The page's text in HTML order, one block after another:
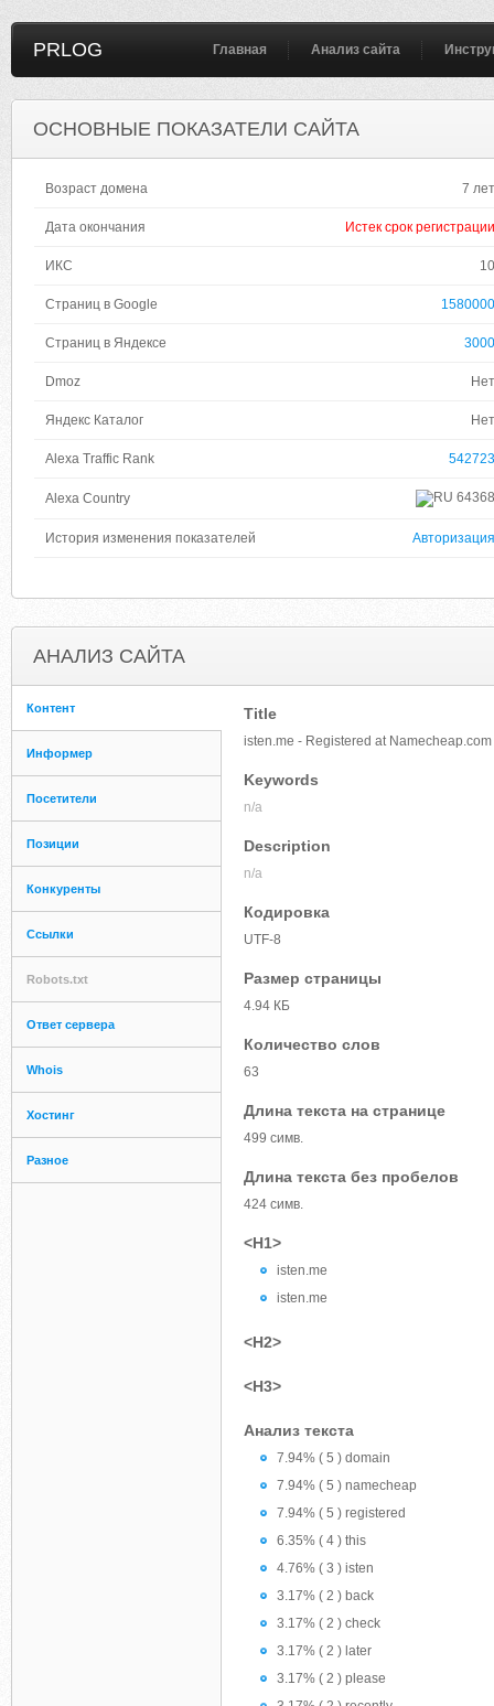
PRLOG Главная Анализ сайта
ОСНОВНЫЕ ПОКАЗАТЕЛИ САЙТА
Возраст домена 7 лет
Дата окончания Истек срок регистрации
ИКС 10
Страниц в Google 1580000
Страниц в Яндексе 3000
Dmoz Нет
Яндекс Каталог Нет
Alexa Traffic Rank 542723
Alexa Country 64368
История изменения показателей Авторизация
АНАЛИЗ САЙТА
Контент
Информер
Посетители
Позиции
Конкуренты
Ссылки
Robots.txt
Ответ сервера
Whois
Хостинг
Разное
Title
isten.me - Registered at Namecheap.com
Keywords
n/a
Description
n/a
Кодировка
UTF-8
Размер страницы
4.94 КБ
Количество слов
63
Длина текста на странице
499 симв.
Длина текста без пробелов
424 симв.
<H1>
isten.me
isten.me
<H2>
<H3>
Анализ текста
7.94% ( 5 ) domain
7.94% ( 5 ) namecheap
7.94% ( 5 ) registered
6.35% ( 4 ) this
4.76% ( 3 ) isten
3.17% ( 2 ) back
3.17% ( 2 ) check
3.17% ( 2 ) later
3.17% ( 2 ) please